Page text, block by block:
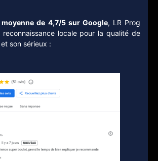
de 4,7/5 sur Google, LR Prog
reconnaissance locale pour la qualité de
son sérieux :